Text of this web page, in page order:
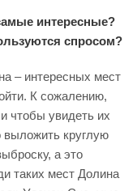
интересные?
спросом?
– интересных мест
К сожалению,
чтобы увидеть их
выложить круглую
а это
таких мест Долина